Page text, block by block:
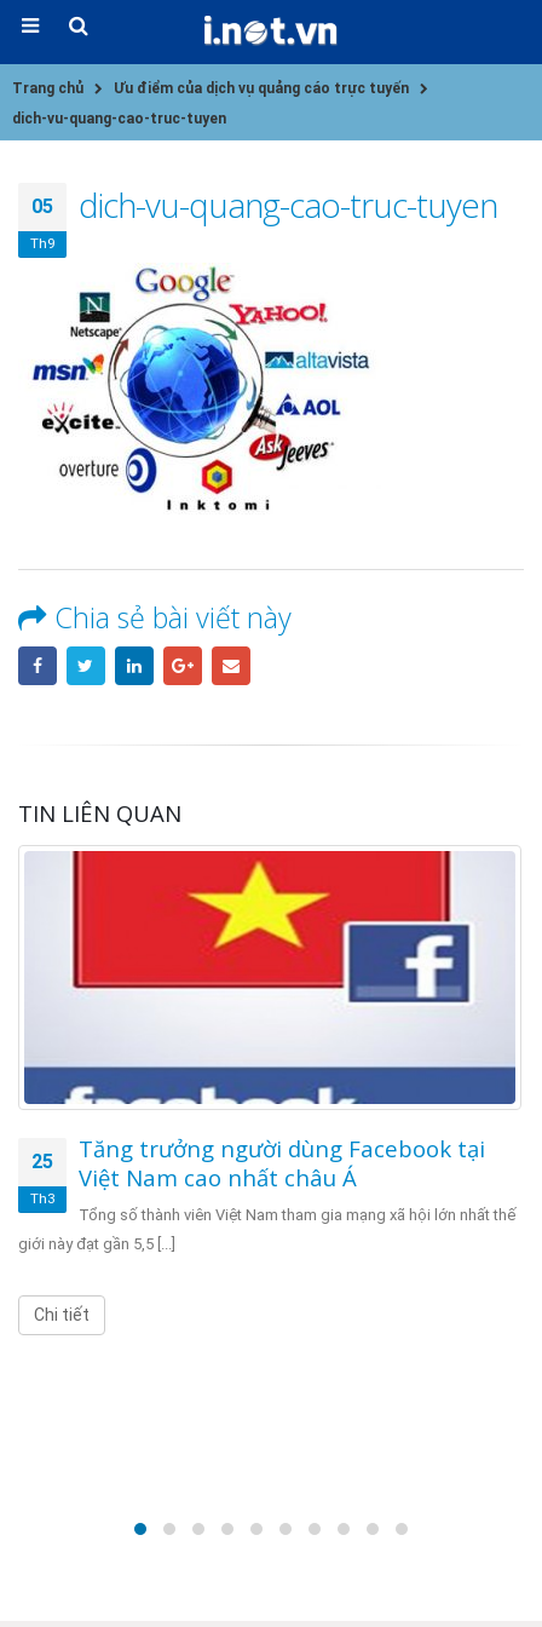
Trang chủ
Ưu điểm của dịch vụ quảng cáo trực tuyến
dich-vu-quang-cao-truc-tuyen
05
Th9
dich-vu-quang-cao-truc-tuyen
Chia sẻ bài viết này
TIN LIÊN QUAN
25
Th3
Tăng trưởng người dùng Facebook tại
Việt Nam cao nhất châu Á
Tổng số thành viên Việt Nam tham gia mạng xã hội lớn nhất thế
giới này đạt gần 5,5 [...]
Chi tiết